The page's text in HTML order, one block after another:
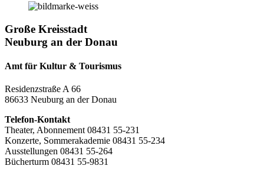
Große Kreisstadt
Neuburg an der Donau
Amt für Kultur & Tourismus
Residenzstraße A 66
86633 Neuburg an der Donau
Telefon-Kontakt
Theater, Abonnement 08431 55-231
Konzerte, Sommerakademie 08431 55-234
Ausstellungen 08431 55-264
Bücherturm 08431 55-9831